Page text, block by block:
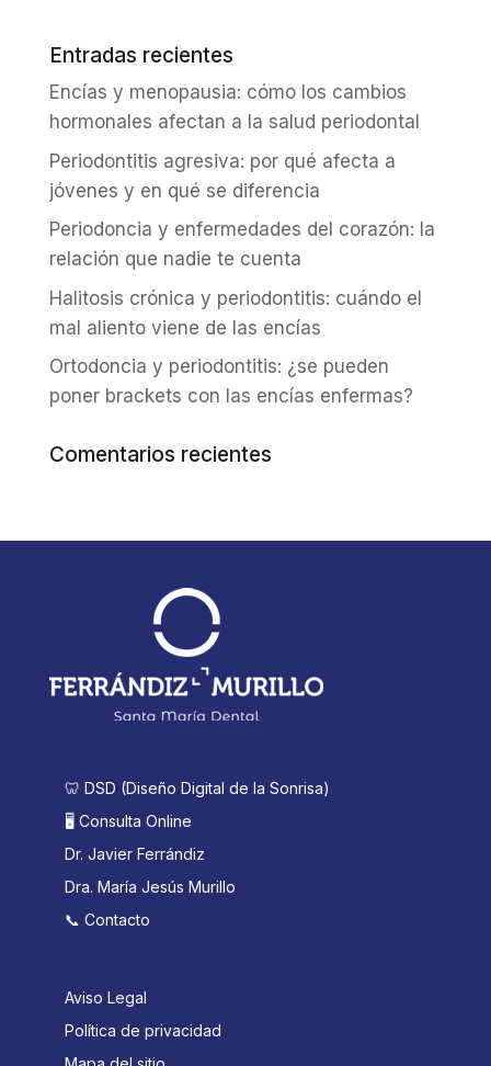
Entradas recientes
Encías y menopausia: cómo los cambios
hormonales afectan a la salud periodontal
Periodontitis agresiva: por qué afecta a
jóvenes y en qué se diferencia
Periodoncia y enfermedades del corazón: la
relación que nadie te cuenta
Halitosis crónica y periodontitis: cuándo el
mal aliento viene de las encías
Ortodoncia y periodontitis: ¿se pueden
poner brackets con las encías enfermas?
Comentarios recientes
🦷 DSD (Diseño Digital de la Sonrisa)
🖥️ Consulta Online
Dr. Javier Ferrándiz
Dra. María Jesús Murillo
📞 Contacto
Aviso Legal
Política de privacidad